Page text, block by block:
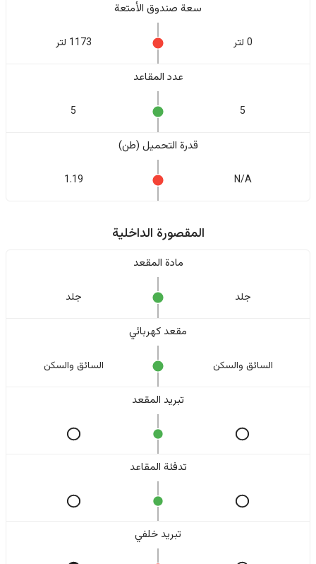
سعة صندوق الأمتعة
0 لتر 1173 لتر
عدد المقاعد
5
5
قدرة التحميل (طن)
N/A
1.19
المقصورة الداخلية
مادة المقعد
جلد جلد
مقعد كهربائي
السائق والسکن السائق والسکن
تبريد المقعد
تدفئة المقاعد
تبريد خلفي